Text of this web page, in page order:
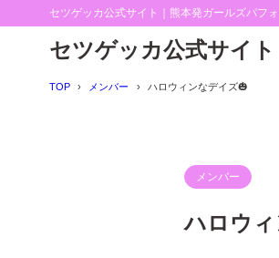
セツゲッカ公式サイト｜熊本発ガールズパフ
セツゲッカ公式サイト
TOP メンバー ハロウィンなデイズ🎃
メンバー
ハロウ